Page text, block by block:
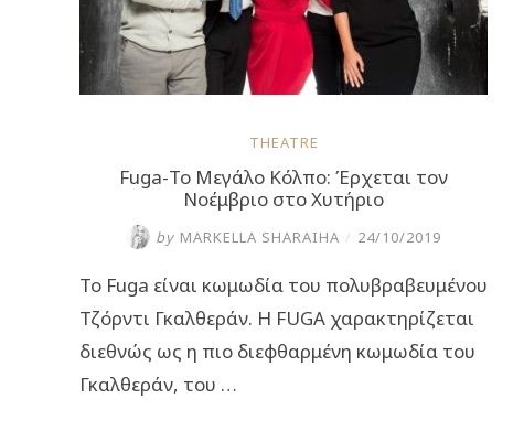
THEATRE
Fuga-Το Μεγάλο Κόλπο: Έρχεται τον
Νοέμβριο στο Χυτήριο
by MARKELLA SHARAIHA / 24/10/2019
Το Fuga είναι κωμωδία του πολυβραβευμένου
Τζόρντι Γκαλθεράν. Η FUGA χαρακτηρίζεται
διεθνώς ως η πιο διεφθαρμένη κωμωδία του
Γκαλθεράν, του …